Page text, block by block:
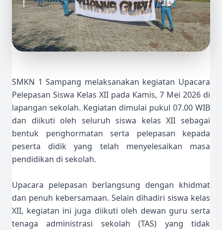
SMKN 1 Sampang melaksanakan kegiatan Upacara
Pelepasan Siswa Kelas XII pada Kamis, 7 Mei 2026 di
lapangan sekolah. Kegiatan dimulai pukul 07.00 WIB
dan diikuti oleh seluruh siswa kelas XII sebagai
bentuk penghormatan serta pelepasan kepada
peserta didik yang telah menyelesaikan masa
pendidikan di sekolah.
Upacara pelepasan berlangsung dengan khidmat
dan penuh kebersamaan. Selain dihadiri siswa kelas
XII, kegiatan ini juga diikuti oleh dewan guru serta
tenaga administrasi sekolah (TAS) yang tidak